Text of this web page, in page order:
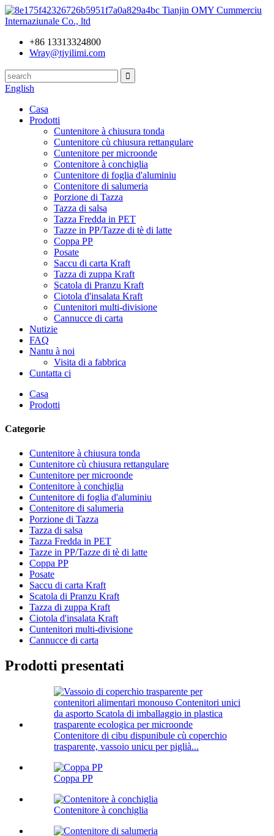
Tianjin OMY Cummerciu
Internaziunale Co., ltd
+86 13313324800
Wray@tjyilimi.com
English
Casa
Prodotti
Cuntenitore à chiusura tonda
Cuntenitore cù chiusura rettangulare
Cuntenitore per microonde
Contenitore à conchiglia
Cuntenitore di foglia d'aluminiu
Contenitore di salumeria
Porzione di Tazza
Tazza di salsa
Tazza Fredda in PET
Tazze in PP/Tazze di tè di latte
Coppa PP
Posate
Saccu di carta Kraft
Tazza di zuppa Kraft
Scatola di Pranzu Kraft
Ciotola d'insalata Kraft
Cuntenitori multi-divisione
Cannucce di carta
Nutizie
FAQ
Nantu à noi
Visita di a fabbrica
Cuntatta ci
Casa
Prodotti
Categorie
Cuntenitore à chiusura tonda
Cuntenitore cù chiusura rettangulare
Cuntenitore per microonde
Contenitore à conchiglia
Cuntenitore di foglia d'aluminiu
Contenitore di salumeria
Porzione di Tazza
Tazza di salsa
Tazza Fredda in PET
Tazze in PP/Tazze di tè di latte
Coppa PP
Posate
Saccu di carta Kraft
Scatola di Pranzu Kraft
Tazza di zuppa Kraft
Ciotola d'insalata Kraft
Cuntenitori multi-divisione
Cannucce di carta
Prodotti presentati
Contenitore di cibu dispunibule cù coperchio
trasparente, vassoio unicu per piglià...
Coppa PP
Contenitore à conchiglia